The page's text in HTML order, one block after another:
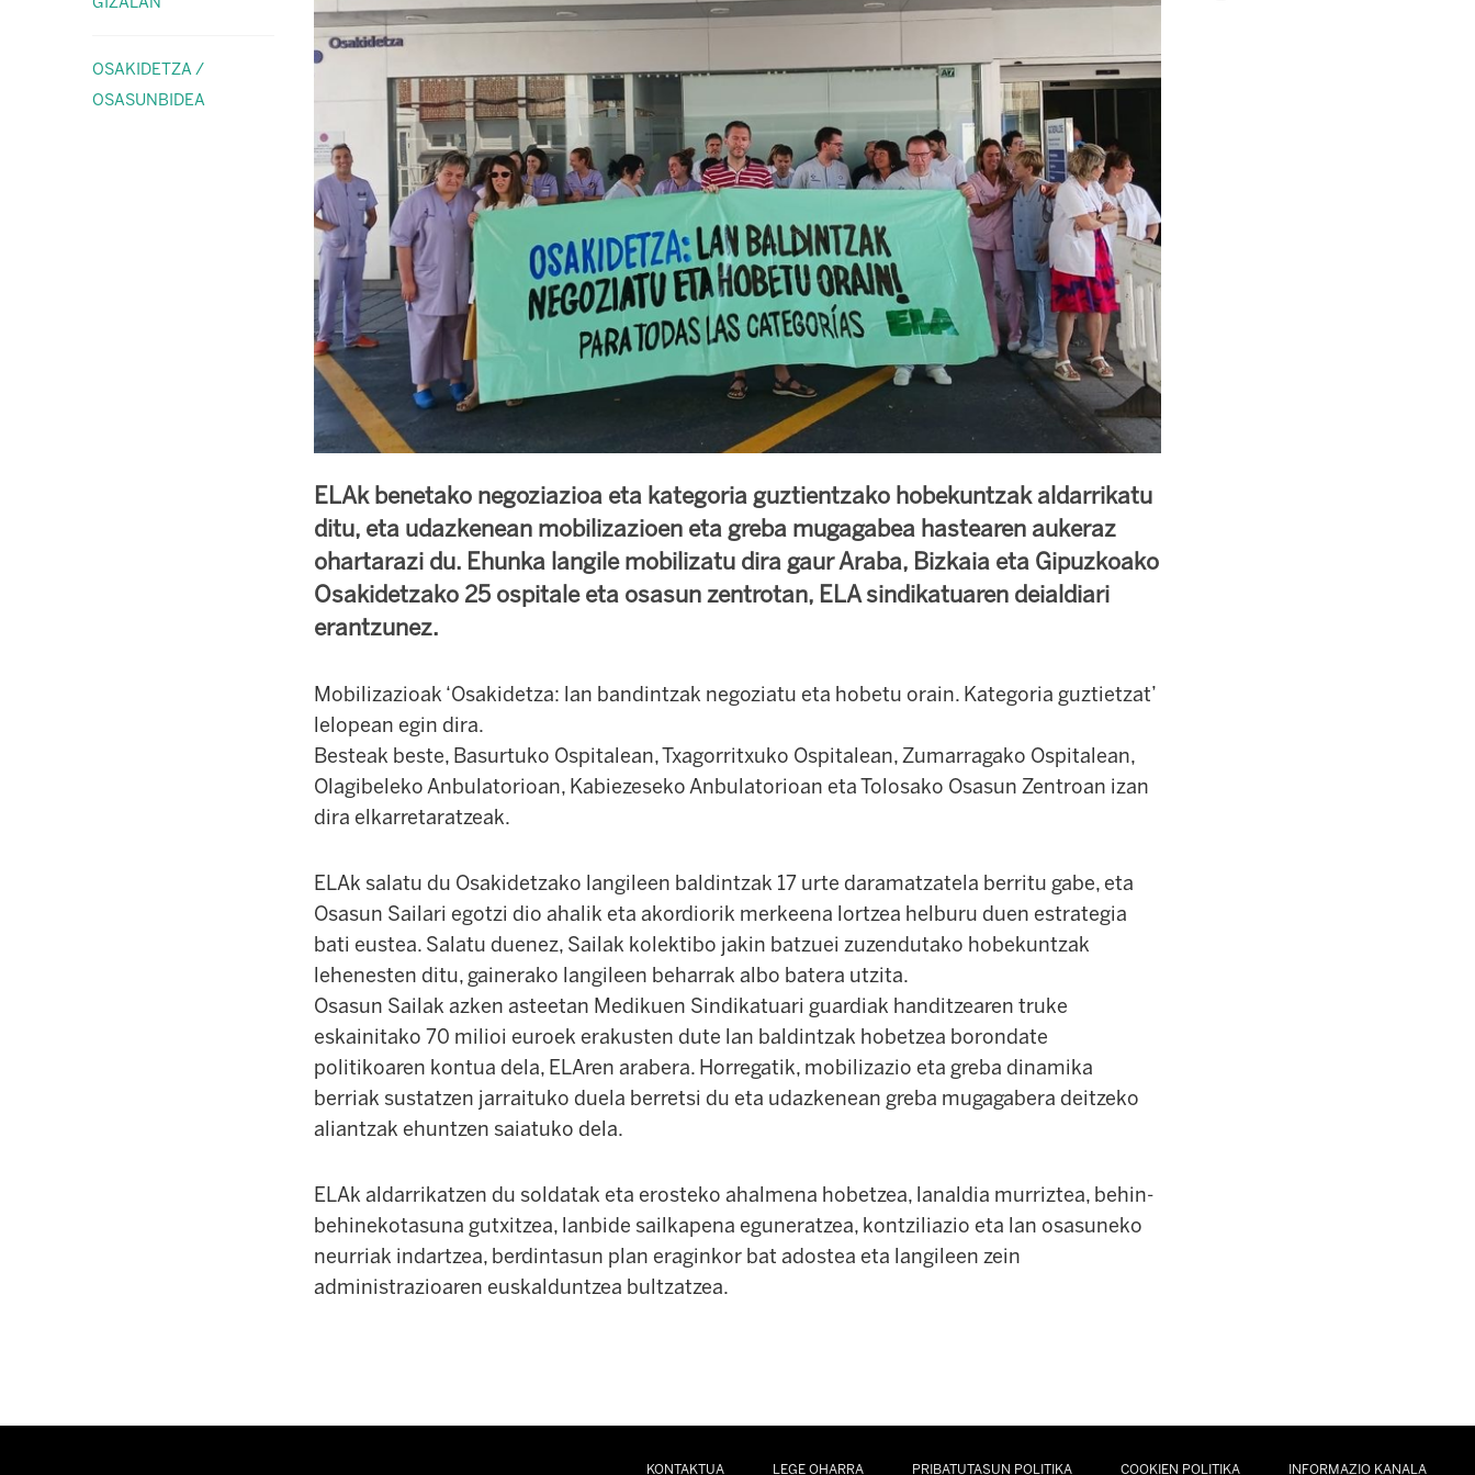
OSAKIDETZA /
OSASUNBIDEA
ELAk benetako negoziazioa eta kategoria guztientzako hobekuntzak aldarrikatu
ditu, eta udazkenean mobilizazioen eta greba mugagabea hastearen aukeraz
ohartarazi du. Ehunka langile mobilizatu dira gaur Araba, Bizkaia eta Gipuzkoako
Osakidetzako 25 ospitale eta osasun zentrotan, ELA sindikatuaren deialdiari
erantzunez.
Mobilizazioak ‘Osakidetza: lan bandintzak negoziatu eta hobetu orain. Kategoria guztietzat’
lelopean egin dira.
Besteak beste, Basurtuko Ospitalean, Txagorritxuko Ospitalean, Zumarragako Ospitalean,
Olagibeleko Anbulatorioan, Kabiezeseko Anbulatorioan eta Tolosako Osasun Zentroan izan
dira elkarretaratzeak.
ELAk salatu du Osakidetzako langileen baldintzak 17 urte daramatzatela berritu gabe, eta
Osasun Sailari egotzi dio ahalik eta akordiorik merkeena lortzea helburu duen estrategia
bati eustea. Salatu duenez, Sailak kolektibo jakin batzuei zuzendutako hobekuntzak
lehenesten ditu, gainerako langileen beharrak albo batera utzita.
Osasun Sailak azken asteetan Medikuen Sindikatuari guardiak handitzearen truke
eskainitako 70 milioi euroek erakusten dute lan baldintzak hobetzea borondate
politikoaren kontua dela, ELAren arabera. Horregatik, mobilizazio eta greba dinamika
berriak sustatzen jarraituko duela berretsi du eta udazkenean greba mugagabera deitzeko
aliantzak ehuntzen saiatuko dela.
ELAk aldarrikatzen du soldatak eta erosteko ahalmena hobetzea, lanaldia murriztea, behin-
behinekotasuna gutxitzea, lanbide sailkapena eguneratzea, kontziliazio eta lan osasuneko
neurriak indartzea, berdintasun plan eraginkor bat adostea eta langileen zein
administrazioaren euskalduntzea bultzatzea.
KONTAKTUA LEGE OHARRA PRIBATUTASUN POLITIKA COOKIEN POLITIKA INFORMAZIO KANALA